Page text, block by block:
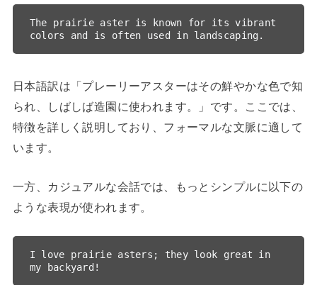
The prairie aster is known for its vibrant
日本語訳は「プレーリーアスターはその鮮やかな色で知
られ、しばしば造園に使われます。」です。ここでは、
特徴を詳しく説明しており、フォーマルな文脈に適して
います。
一方、カジュアルな会話では、もっとシンプルに以下の
ような表現が使われます。
I love prairie asters; they look great in